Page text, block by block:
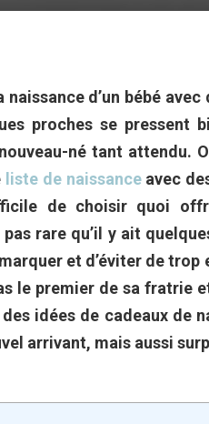
d’un bébé
proches se pressent
né tant attendu.
liste de naissanceavec
de choisir quoi
rare qu’il y ait
et d’éviter de
le premier de sa fratrie
idées de cadeaux de
arrivant, mais aussi